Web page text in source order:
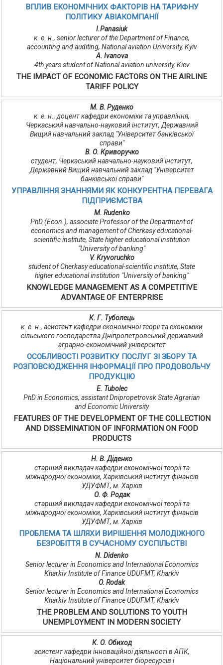
ВПЛИВ ЕКОНОМІЧНИХ ФАКТОРІВ НА ТАРИФНУ
ПОЛІТИКУ АВІАКОМПАНІЇ
I.Panasiuk
к. е. н., senior lecturer of the Department of Finance,
accounting and auditing, National aviation University, Kyiv
A. Ivanova
4th years student of National aviation university, Kiev
THE IMPACT OF ECONOMIC FACTORS ON THE AIRLINE
TARIFF POLICY
М. В. Руденко
к. е. н., доцент кафедри економіки та управління,
Черкаський навчально-науковий інститут, Державний
Вищий навчальний заклад "Університет банківської
справи"
В. О. Криворучко
студент, Черкаський навчально-науковий інститут,
Державний Вищий навчальний заклад "Університет
банківської справи"
УПРАВЛІННЯ ЗНАННЯМИ ЯК КОНКУРЕНТНА ПЕРЕВАГА
ПІДПРИЄМСТВА
M. Rudenko
PhD (Econ.), associate Professor of the Department of
economics and management of Cherkasy educational-
scientific institute, State higher educational institution
"University of banking"
V. Kryvoruchko
student of Cherkasy educational-scientific institute, State
higher educational institution "University of banking"
KNOWLEDGE MANAGEMENT AS A COMPETITIVE
ADVANTAGE OF ENTERPRISE
К. Г. Туболець
к. е. н., асистент кафедри економічної теорії та економіки
сільського господарства Дніпропетровський державний
аграрно-економічний університет
ОСОБЛИВОСТІ РОЗВИТКУ ПОСЛУГ ЗІ ЗБОРУ ТА
РОЗПОВСЮДЖЕННЯ ІНФОРМАЦІЇ ПРО ПРОДОВОЛЬЧУ
ПРОДУКЦІЮ
E. Tubolec
PhD in Economics, assistant Dnipropetrovsk State Agrarian
аnd Economic University
FEATURES OF THE DEVELOPMENT OF THE COLLECTION
AND DISSEMINATION OF INFORMATION ON FOOD
PRODUCTS
Н. В. Діденко
старший викладач кафедри економічної теорії та
міжнародної економіки, Харківський інститут фінансів
УДУФМТ, м. Харків
О. Ф. Родак
старший викладач кафедри економічної теорії та
міжнародної економіки, Харківський інститут фінансів
УДУФМТ, м. Харків
ПРОБЛЕМА ТА ШЛЯХИ ВИРІШЕННЯ МОЛОДІЖНОГО
БЕЗРОБІТТЯ В СУЧАСНОМУ СУСПІЛЬСТВІ
N. Didenko
Senior lecturer in Economics and International Economics
Kharkiv Institute of Finance UDUFMT, Kharkiv
O. Rodak
Senior lecturer in Economics and International Economics
Kharkiv Institute of Finance UDUFMT, Kharkiv
THE PROBLEM AND SOLUTIONS TO YOUTH
UNEMPLOYMENT IN MODERN SOCIETY
К. О. Обиход
асистент кафедри інноваційної діяльності в АПК,
Національний університет біоресурсів і